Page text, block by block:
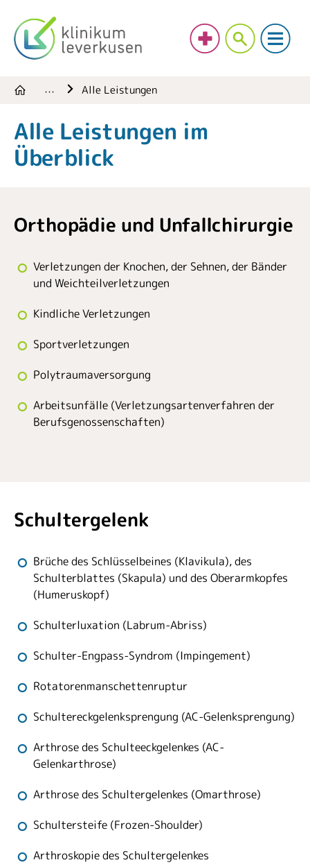
… Alle Leistungen
Alle Leistungen im
Überblick
Orthopädie und Unfallchirurgie
Verletzungen der Knochen, der Sehnen, der Bänder
und Weichteilverletzungen
Kindliche Verletzungen
Sportverletzungen
Polytraumaversorgung
Arbeitsunfälle (Verletzungsartenverfahren der
Berufsgenossenschaften)
Schultergelenk
Brüche des Schlüsselbeines (Klavikula), des
Schulterblattes (Skapula) und des Oberarmkopfes
(Humeruskopf)
Schulterluxation (Labrum-Abriss)
Schulter-Engpass-Syndrom (Impingement)
Rotatorenmanschettenruptur
Schultereckgelenksprengung (AC-Gelenksprengung)
Arthrose des Schulteeckgelenkes (AC-
Gelenkarthrose)
Arthrose des Schultergelenkes (Omarthrose)
Schultersteife (Frozen-Shoulder)
Arthroskopie des Schultergelenkes